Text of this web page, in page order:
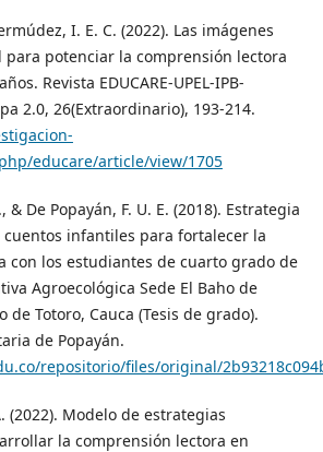
I. E. C. (2022). Las imágenes
para potenciar la comprensión lectora
Revista EDUCARE-UPEL-IPB-
2.0, 26(Extraordinario), 193-214.
educare/article/view/1705
& De Popayán, F. U. E. (2018). Estrategia
infantiles para fortalecer la
con los estudiantes de cuarto grado de
Agroecológica Sede El Baho de
Totoro, Cauca (Tesis de grado).
de Popayán.
repositorio/files/original/
(2022). Modelo de estrategias
la comprensión lectora en